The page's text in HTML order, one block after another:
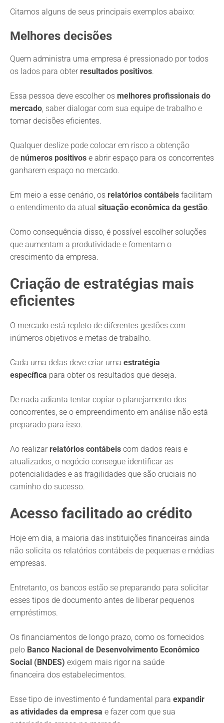
Citamos alguns de seus principais exemplos abaixo:
Melhores decisões
Quem administra uma empresa é pressionado por todos
os lados para obter resultados positivos.
Essa pessoa deve escolher os melhores profissionais do
mercado, saber dialogar com sua equipe de trabalho e
tomar decisões eficientes.
Qualquer deslize pode colocar em risco a obtenção
de números positivos e abrir espaço para os concorrentes
ganharem espaço no mercado.
Em meio a esse cenário, os relatórios contábeis facilitam
o entendimento da atual situação econômica da gestão.
Como consequência disso, é possível escolher soluções
que aumentam a produtividade e fomentam o
crescimento da empresa.
Criação de estratégias mais
eficientes
O mercado está repleto de diferentes gestões com
inúmeros objetivos e metas de trabalho.
Cada uma delas deve criar uma estratégia
específica para obter os resultados que deseja.
De nada adianta tentar copiar o planejamento dos
concorrentes, se o empreendimento em análise não está
preparado para isso.
Ao realizar relatórios contábeis com dados reais e
atualizados, o negócio consegue identificar as
potencialidades e as fragilidades que são cruciais no
caminho do sucesso.
Acesso facilitado ao crédito
Hoje em dia, a maioria das instituições financeiras ainda
não solicita os relatórios contábeis de pequenas e médias
empresas.
Entretanto, os bancos estão se preparando para solicitar
esses tipos de documento antes de liberar pequenos
empréstimos.
Os financiamentos de longo prazo, como os fornecidos
pelo Banco Nacional de Desenvolvimento Econômico
Social (BNDES) exigem mais rigor na saúde
financeira dos estabelecimentos.
Esse tipo de investimento é fundamental para expandir
as atividades da empresa e fazer com que sua